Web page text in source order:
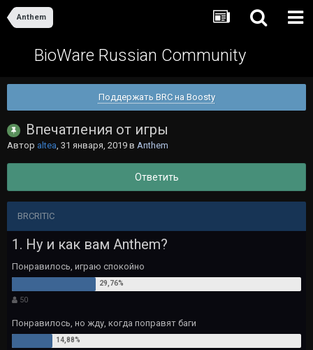
Anthem
BioWare Russian Community
Поддержать BRC на Boosty
Впечатления от игры
Автор altea, 31 января, 2019 в Anthem
Ответить
BRCRITIC
1. Ну и как вам Anthem?
Понравилось, играю спокойно
50
Понравилось, но жду, когда поправят баги